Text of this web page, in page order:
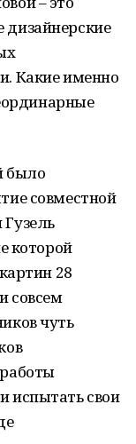
дизайнерские
Какие именно
было
совместной
которой
28
совсем
чуть
испытать свои